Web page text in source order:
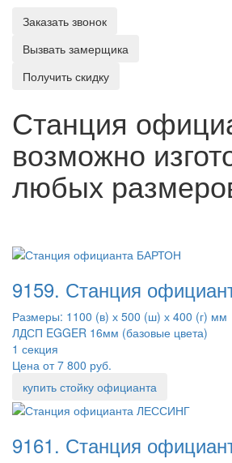
Заказать звонок
Вызвать замерщика
Получить скидку
Станция
возможно
любых
9159. Станция
Размеры: 1100 (в) х 500 (ш) х 400 (г) мм
ЛДСП EGGER 16мм (базовые цвета)
1 секция
Цена от 7 800 руб.
купить стойку официанта
9161. Станция